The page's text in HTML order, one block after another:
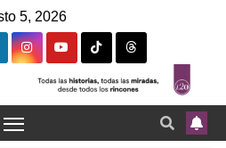
5, 2026